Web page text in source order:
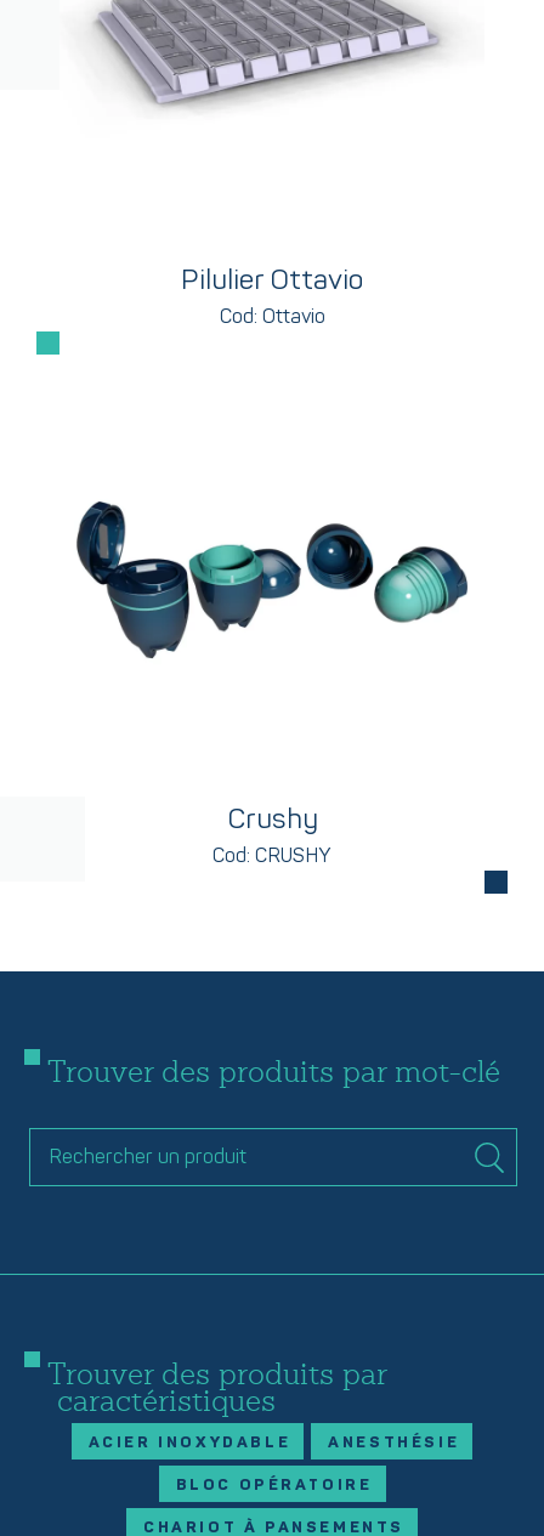
Pilulier Ottavio
Cod: Ottavio
Crushy
Cod: CRUSHY
Trouver des produits par mot-clé
Trouver des produits par
caractéristiques
ACIER INOXYDABLE ANESTHÉSIE
BLOC OPÉRATOIRE
CHARIOT À PANSEMENTS